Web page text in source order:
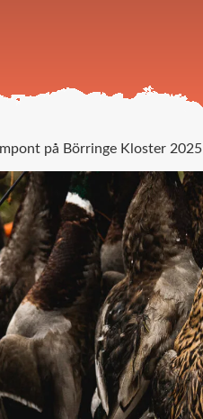
på Börringe Kloster 2025